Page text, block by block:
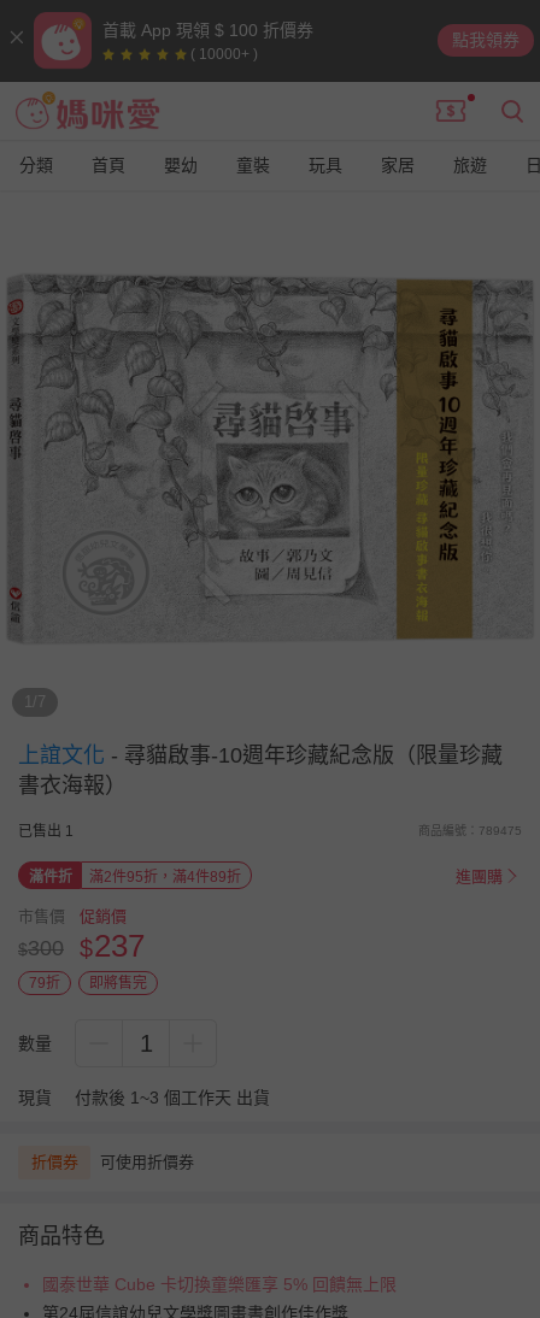
首載 App 現領 $ 100 折價券
( 10000+ )
點我領券
分類 首頁 嬰幼 童裝 玩具 家居 旅遊
1/7
上誼文化 - 尋貓啟事-10週年珍藏紀念版（限量珍藏
書衣海報）
已售出 1 商品編號：789475
滿件折 滿2件95折，滿4件89折 進團購
市售價
$300
促銷價
$237
79折 即將售完
數量 1
現貨 付款後 1~3 個工作天 出貨
折價券 可使用折價券
商品特色
國泰世華 Cube 卡切換童樂匯享 5% 回饋無上限
第24屆信誼幼兒文學獎圖畫書創作佳作獎